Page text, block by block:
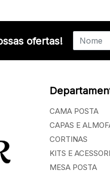
ofertas!
CAMA POSTA
CAPAS E
CORTINAS
KITS E
MESA POSTA